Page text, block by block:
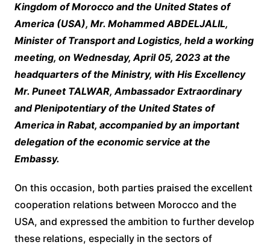
Kingdom of Morocco and the United States of
America (USA), Mr. Mohammed ABDELJALIL,
Minister of Transport and Logistics, held a working
meeting, on Wednesday, April 05, 2023 at the
headquarters of the Ministry, with His Excellency
Mr. Puneet TALWAR, Ambassador Extraordinary
and Plenipotentiary of the United States of
America in Rabat, accompanied by an important
delegation of the economic service at the
Embassy.
On this occasion, both parties praised the excellent
cooperation relations between Morocco and the
USA, and expressed the ambition to further develop
these relations, especially in the sectors of